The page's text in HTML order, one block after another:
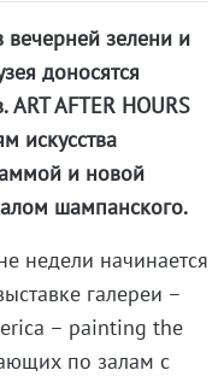
зелени и
доносятся
AFTER HOURS
искусства
и новой
шампанского.
недели начинается
галереи –
– painting the
по залам с